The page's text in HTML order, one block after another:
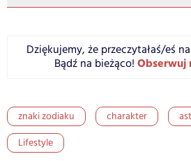
Dziękujemy, że przeczytałaś/eś
Bądź na bieżąco! Obserwuj
znaki zodiaku charakter
Lifestyle